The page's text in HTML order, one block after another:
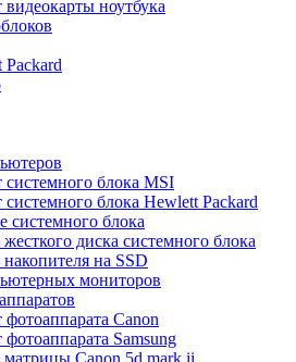
видеокарты ноутбука
системного блока MSI
системного блока Hewlett Packard
системного блока
диска системного блока
на SSD
мониторов
Canon
Samsung
матрицы Canon 5d mark ii